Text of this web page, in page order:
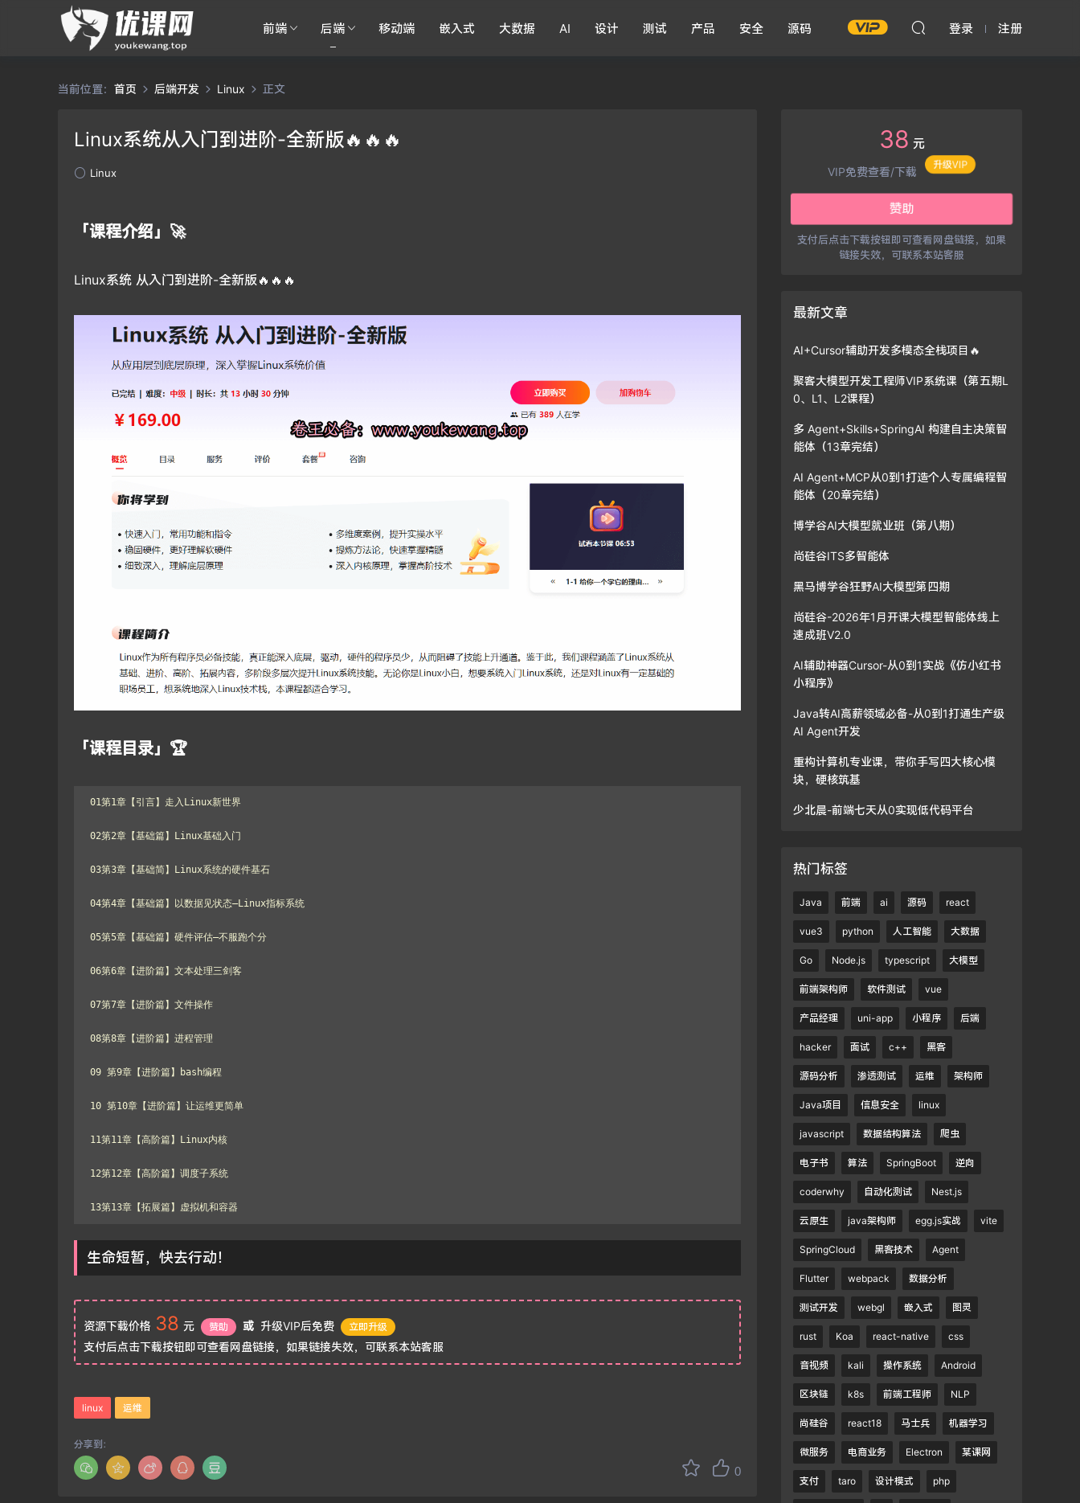
前端 后端 移动端 嵌入式 大数据 AI 设计 测试 产品 安全 源码 登录 注册
当前位置： 首页 后端开发 Linux 正文
Linux系统从入门到进阶-全新版🔥🔥🔥
Linux
「课程介绍」🚀
Linux系统 从入门到进阶-全新版🔥🔥🔥
「课程目录」🏆
01第1章【引言】走入Linux新世界
02第2章【基础篇】Linux基础入门
03第3章【基础简】Linux系统的硬件基石
04第4章【基础篇】以数据见状态–Linux指标系统
05第5章【基础篇】硬件评估–不服跑个分
06第6章【进阶篇】文本处理三剑客
07第7章【进阶篇】文件操作
08第8章【进阶篇】进程管理
09 第9章【进阶篇】bash编程
10 第10章【进阶篇】让运维更简单
11第11章【高阶篇】Linux内核
12第12章【高阶篇】调度子系统
13第13章【拓展篇】虚拟机和容器
生命短暂，快去行动！
资源下载价格 38 元 赞助 或 升级VIP后免费 立即升级
支付后点击下载按钮即可查看网盘链接，如果链接失效，可联系本站客服
linux 运维
0
分享到：
38 元
VIP免费查看/下载
赞助
支付后点击下载按钮即可查看网盘链接，如果
链接失效，可联系本站客服
最新文章
AI+Cursor辅助开发多模态全栈项目🔥
聚客大模型开发工程师VIP系统课（第五期L
0、L1、L2课程）
多 Agent+Skills+SpringAI 构建自主决策智
能体（13章完结）
AI Agent+MCP从0到1打造个人专属编程智
能体（20章完结）
博学谷AI大模型就业班（第八期）
尚硅谷ITS多智能体
黑马博学谷狂野AI大模型第四期
尚硅谷-2026年1月开课大模型智能体线上
速成班V2.0
AI辅助神器Cursor-从0到1实战《仿小红书
小程序》
Java转AI高薪领域必备-从0到1打通生产级
AI Agent开发
重构计算机专业课，带你手写四大核心模
块，硬核筑基
少北晨-前端七天从0实现低代码平台
热门标签
Java 前端 ai 源码 react
vue3 python 人工智能 大数据
Go Node.js typescript 大模型
前端架构师 软件测试 vue
产品经理 uni-app 小程序 后端
hacker 面试 c++ 黑客
源码分析 渗透测试 运维 架构师
Java项目 信息安全 linux
javascript 数据结构算法 爬虫
电子书 算法 SpringBoot 逆向
coderwhy 自动化测试 Nest.js
云原生 java架构师 egg.js实战 vite
SpringCloud 黑客技术 Agent
Flutter webpack 数据分析
测试开发 webgl 嵌入式 图灵
rust Koa react-native css
音视频 kali 操作系统 Android
区块链 k8s 前端工程师 NLP
尚硅谷 react18 马士兵 机器学习
微服务 电商业务 Electron 某课网
支付 taro 设计模式 php